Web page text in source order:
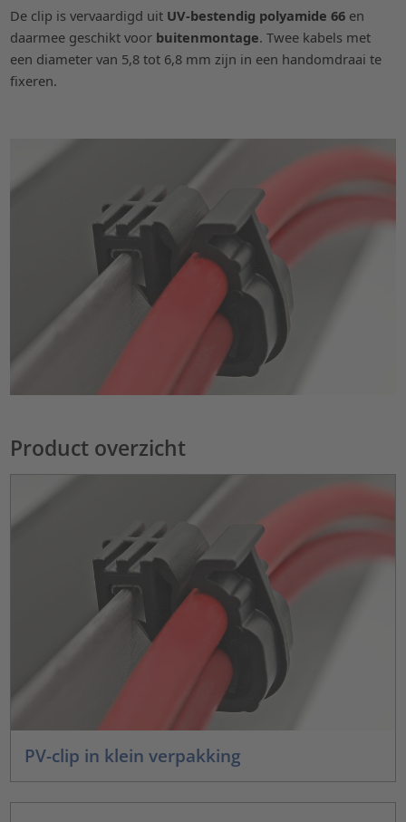
De clip is vervaardigd uit UV-bestendig polyamide 66 en
daarmee geschikt voor buitenmontage. Twee kabels met
een diameter van 5,8 tot 6,8 mm zijn in een handomdraai te
fixeren.
Product overzicht
PV-clip in klein verpakking